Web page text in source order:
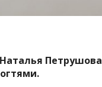
Петрушова